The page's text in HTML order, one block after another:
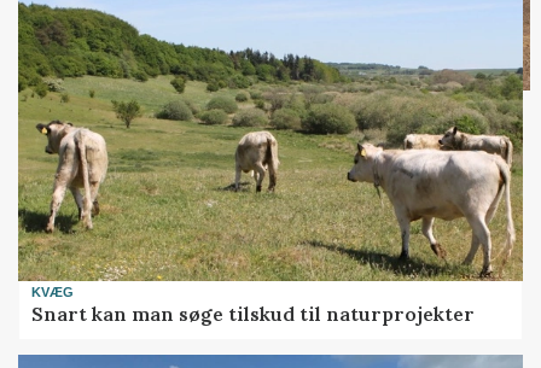
KVÆG
Snart kan man søge tilskud til naturprojekter